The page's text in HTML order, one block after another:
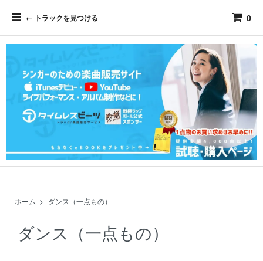
← トラックを見つける 0
ホーム > ダンス（一点もの）
ダンス（一点もの）